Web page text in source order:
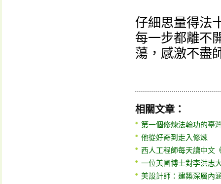
仔細思量得法
每一步都離不
蕩，感激不盡
相關文章：
第一個修煉法輪功的臺
他從好奇到走入修煉
西人工程師每天讀中文
一位美國博士對李洪志
美設計師：建築深層內